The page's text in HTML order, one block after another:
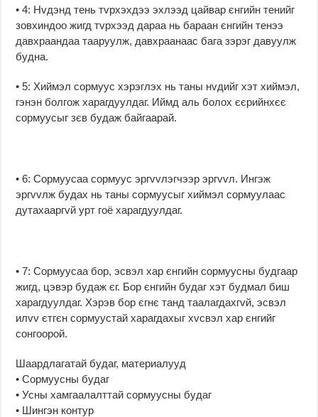
• 4: Нvдэнд тень тvрхэхдээ эхлээд цайвар єнгийн тенийг
зовхиндоо жигд тvрхээд дараа нь бараан єнгийн тенээ
давхраандаа тааруулж, давхраанаас бага зэрэг давуулж
будна.
• 5: Хиймэл сормуус хэрэглэх нь таны нvдийг хэт хиймэл,
гэнэн болгож харагдуулдаг. Иймд аль болох єєрийнхєє
сормуусыг зєв будаж байгаарай.
• 6: Сормуусаа сормуус эргvvлэгчээр эргvvл. Ингэж
эргvvлж будах нь таны сормуусыг хиймэл сормуулаас
дутахааргvй урт гоё харагдуулдаг.
• 7: Сормуусаа бор, эсвэл хар єнгийн сормуусны будгаар
жигд, цэвэр будаж єг. Бор єнгийн будаг хэт будмал биш
харагдуулдаг. Хэрэв бор єгнє танд таалагдахгvй, эсвэл
илvv єтгєн сормуустай харагдахыг хvсвэл хар єнгийг
сонгоорой.
Шаардлагатай будаг, материалууд
• Сормуусны будаг
• Усны хамгаалалттай сормуусны будаг
• Шингэн контур